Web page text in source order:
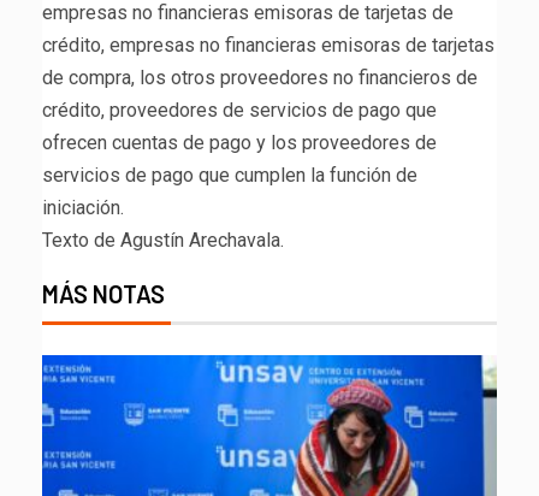
empresas no financieras emisoras de tarjetas de
crédito, empresas no financieras emisoras de tarjetas
de compra, los otros proveedores no financieros de
crédito, proveedores de servicios de pago que
ofrecen cuentas de pago y los proveedores de
servicios de pago que cumplen la función de
iniciación.
Texto de Agustín Arechavala.
MÁS NOTAS